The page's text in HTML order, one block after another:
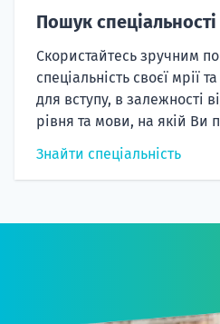
Пошук спеціальності
Скористайтесь зручним
спеціальність своєї мрії
для вступу, в залежності
рівня та мови, на якій Ви
Знайти спеціальність